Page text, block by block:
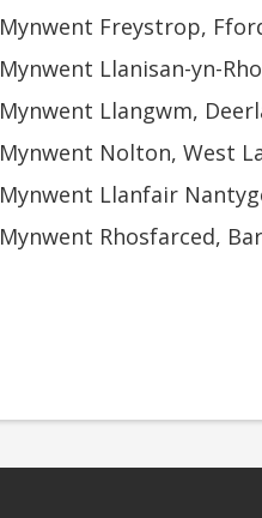
Mynwent Freystrop,
Mynwent Llanisan-yn-
Mynwent Llangwm,
Mynwent Nolton, West
Mynwent Llanfair
Mynwent Rhosfarced,